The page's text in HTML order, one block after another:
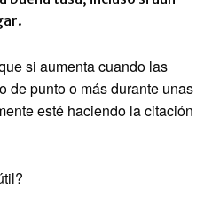
si aumenta cuando las
de punto o más durante unas
esté haciendo la citación